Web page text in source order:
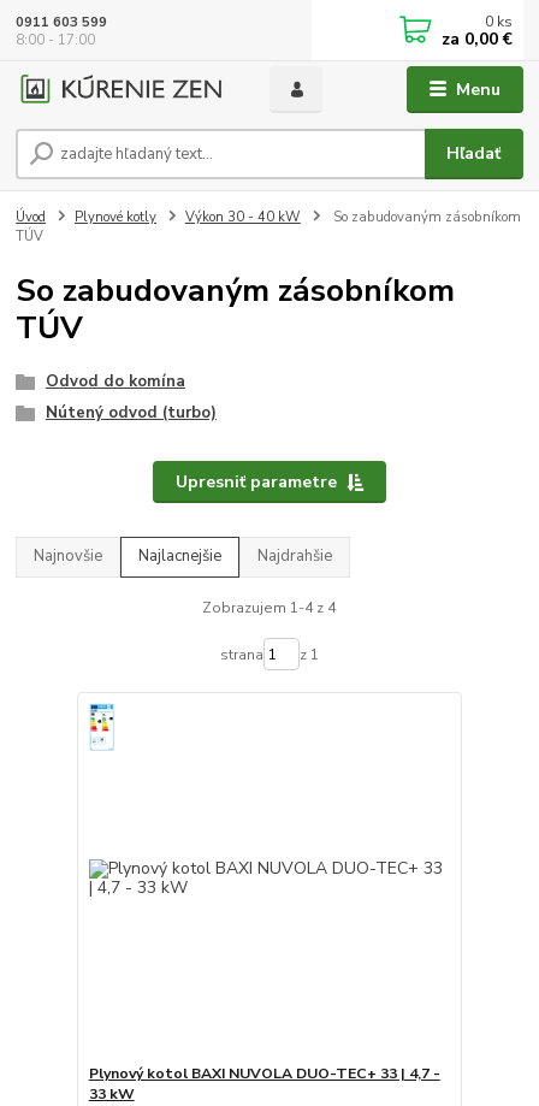
Menu
Hľadať
0911 603 599
8:00 - 17:00
0 ks
za 0,00 €
Úvod Plynové kotly Výkon 30 - 40 kW
So zabudovaným zásobníkom
TÚV
So zabudovaným zásobníkom
TÚV
Odvod do komína
Nútený odvod (turbo)
Upresniť parametre
Najnovšie Najlacnejšie Najdrahšie
Zobrazujem 1-4 z 4
strana z 1
Plynový kotol BAXI NUVOLA DUO-TEC+ 33 | 4,7 -
33 kW